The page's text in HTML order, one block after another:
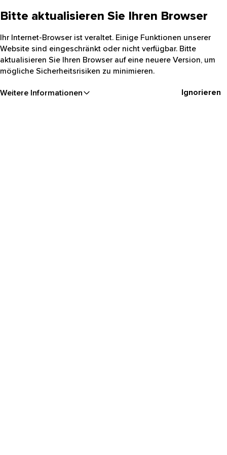
Bitte aktualisieren Sie Ihren Browser
Ihr Internet-Browser ist veraltet. Einige Funktionen unserer
Website sind eingeschränkt oder nicht verfügbar. Bitte
aktualisieren Sie Ihren Browser auf eine neuere Version, um
mögliche Sicherheitsrisiken zu minimieren.
Weitere Informationen Ignorieren